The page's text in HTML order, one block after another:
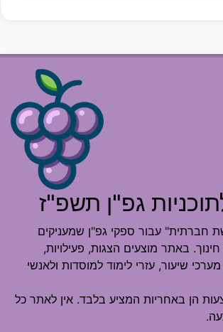
גפ"ן תשפ"ז
עבור ספקי גפ"ן שמעניקים
באתר מוצעים הצגות, פעילויות,
שיעור, עזרי לימוד למוסדות ולאנשי
הן באחריות המציע בלבד. אין לאתר כל